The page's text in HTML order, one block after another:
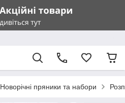
Новорічні пряники та набори